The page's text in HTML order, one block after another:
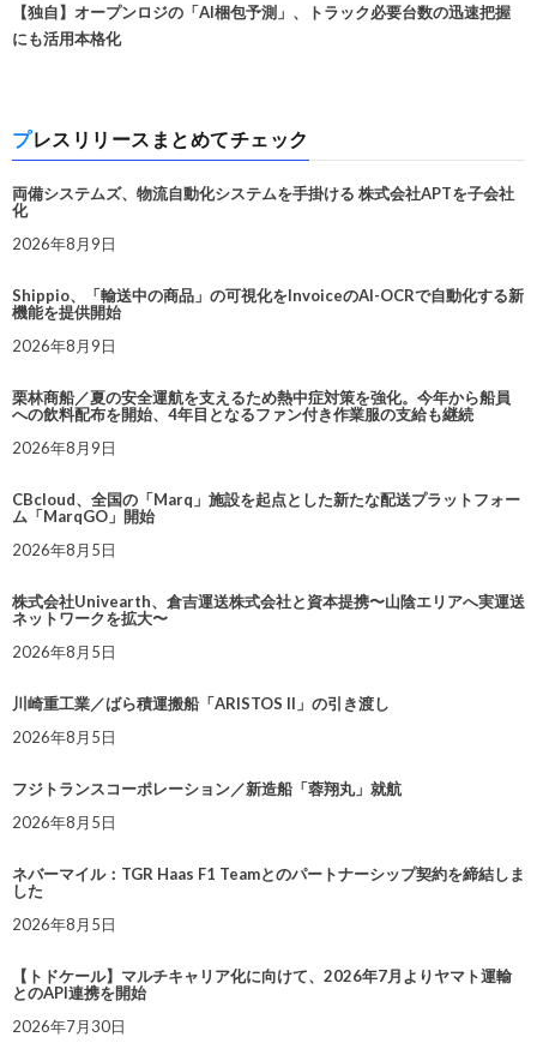
【独自】オープンロジの「AI梱包予測」、トラック必要台数の迅速把握
にも活用本格化
プレスリリースまとめてチェック
両備システムズ、物流自動化システムを手掛ける 株式会社APTを子会社
化
2026年8月9日
Shippio、「輸送中の商品」の可視化をInvoiceのAI-OCRで自動化する新
機能を提供開始
2026年8月9日
栗林商船／夏の安全運航を支えるため熱中症対策を強化。今年から船員
への飲料配布を開始、4年目となるファン付き作業服の支給も継続
2026年8月9日
CBcloud、全国の「Marq」施設を起点とした新たな配送プラットフォー
ム「MarqGO」開始
2026年8月5日
株式会社Univearth、倉吉運送株式会社と資本提携〜山陰エリアへ実運送
ネットワークを拡大〜
2026年8月5日
川崎重工業／ばら積運搬船「ARISTOS II」の引き渡し
2026年8月5日
フジトランスコーポレーション／新造船「蓉翔丸」就航
2026年8月5日
ネバーマイル：TGR Haas F1 Teamとのパートナーシップ契約を締結しま
した
2026年8月5日
【トドケール】マルチキャリア化に向けて、2026年7月よりヤマト運輸
とのAPI連携を開始
2026年7月30日